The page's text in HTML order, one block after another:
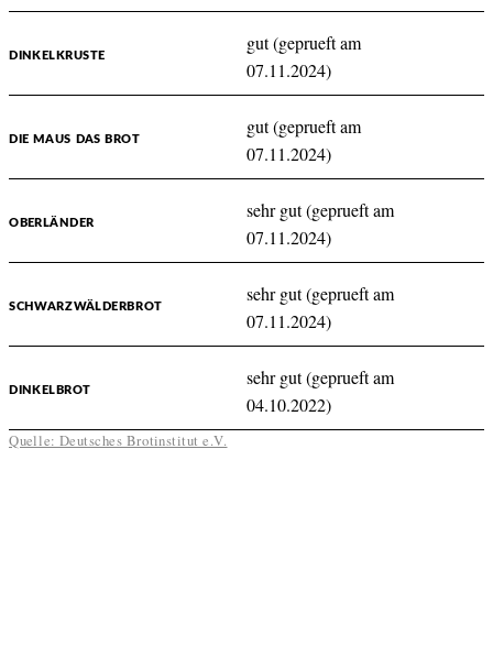
DINKELKRUSTE
gut (geprueft am
07.11.2024)
DIE MAUS DAS BROT
gut (geprueft am
07.11.2024)
OBERLÄNDER
sehr gut (geprueft am
07.11.2024)
SCHWARZWÄLDERBROT
sehr gut (geprueft am
07.11.2024)
DINKELBROT
sehr gut (geprueft am
04.10.2022)
Quelle: Deutsches Brotinstitut e.V.